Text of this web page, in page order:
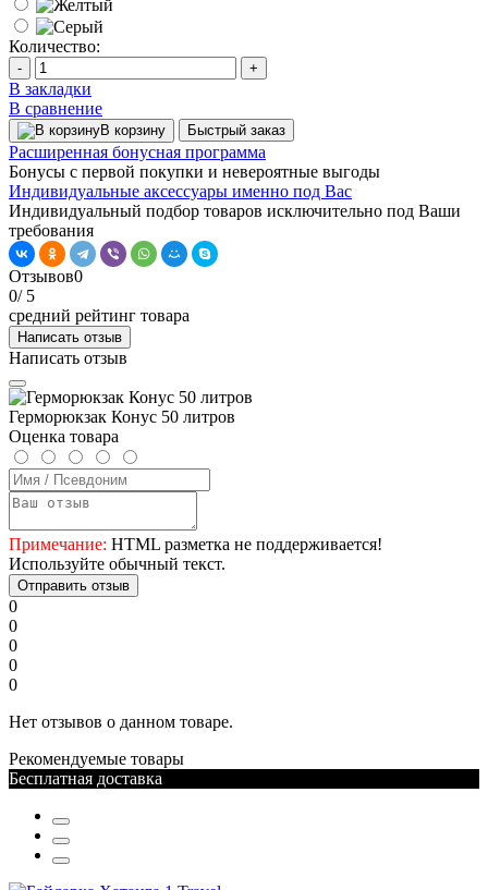
Количество:
- +
В закладки
В сравнение
В корзину Быстрый заказ
Расширенная бонусная программа
Бонусы с первой покупки и невероятные выгоды
Индивидуальные аксессуары именно под Вас
Индивидуальный подбор товаров исключительно под Ваши
требования
Отзывов0
0/ 5
средний рейтинг товара
Написать отзыв
Написать отзыв
Герморюкзак Конус 50 литров
Оценка товара
Примечание: HTML разметка не поддерживается!
Используйте обычный текст.
Отправить отзыв
0
0
0
0
0
Нет отзывов о данном товаре.
Рекомендуемые товары
Бесплатная доставка